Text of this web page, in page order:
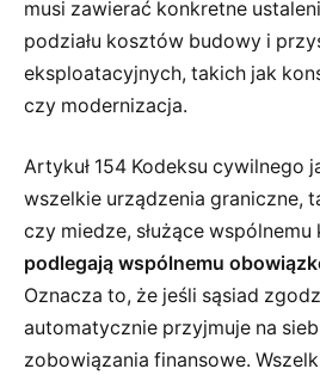
musi zawierać konkretne
podziału kosztów budowy i
eksploatacyjnych, takich jak
czy modernizacja.
Artykuł 154 Kodeksu cywilnego
wszelkie urządzenia graniczne,
czy miedze, służące wspólnemu
podlegają wspólnemu
Oznacza to, że jeśli sąsiad
automatycznie przyjmuje na
zobowiązania finansowe.